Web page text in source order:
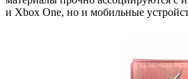
и Xbox One, но и мобильные